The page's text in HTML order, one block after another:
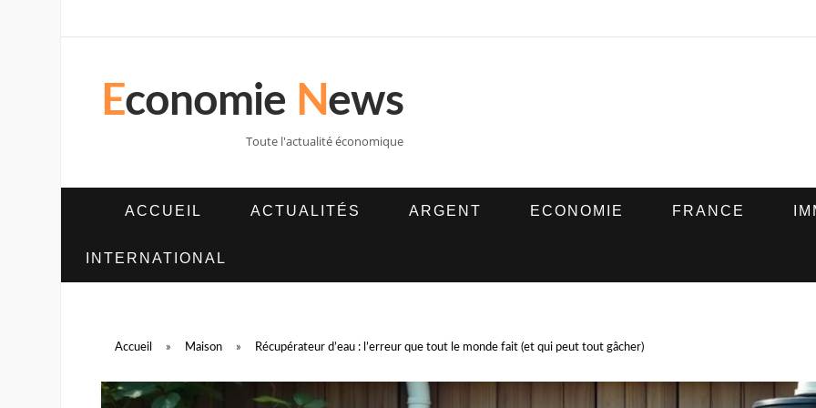
Economie News
Toute l'actualité économique
ACCUEIL ACTUALITÉS ARGENT ECONOMIE FRANCE
INTERNATIONAL
Accueil » Maison » Récupérateur d’eau : l’erreur que tout le monde fait (et qui peut tout gâcher)